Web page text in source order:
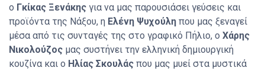
ο Γκίκας Ξενάκης για να μας παρουσιάσει γεύσεις και
προϊόντα της Νάξου, η Ελένη Ψυχούλη που μας ξεναγεί
μέσα από τις συνταγές της στο γραφικό Πήλιο, ο Χάρης
Νικολούζος μας συστήνει την ελληνική δημιουργική
κουζίνα και ο Ηλίας Σκουλάς που μας μυεί στα μυστικά